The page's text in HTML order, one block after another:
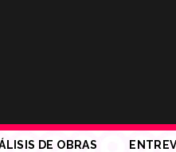
DE OBRAS